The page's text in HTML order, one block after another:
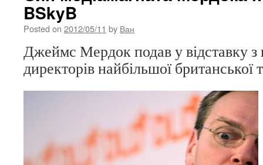
BSkyB
Posted on 2012/05/11 by Ван
Джеймс Мердок подав у відставку з
директорів найбільшої британської